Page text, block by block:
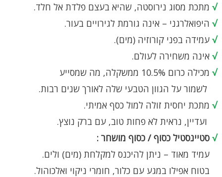
√ מתכת מסוג נירוסטה, שהיא בעצם פלדת אל חלד.
√ היפואלרגני – אינה גורמת לגירויים בעור.
√ עמידה בפני קורוזיה (מים).
√ אינה משחירה לעולם.
√ מכילה כרום 10.5% ממשקלה, מה שמסייע
לשמור על הגוון הטבעי שלה לאורך שנים רבות.
√ מתכת יחסית זולה למול כסף אמיתי.
ועדיין, נראית לא פחות טוב, עם ברק נוצץ.
√ סטיינסטיל כסוף / כסוף מושחר :
עמיד מאוד – ניתן להיכנס למקלחת (מים) ולים.
בטוח אפילו במגע עם כלור, חומרי ניקוי ואלכוהול.